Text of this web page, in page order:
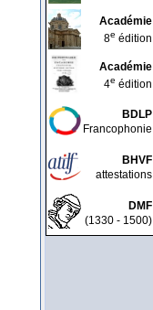
Académie
8e édition
Académie
4e édition
BDLP
Francophonie
BHVF
attestations
DMF
(1330 - 1500)